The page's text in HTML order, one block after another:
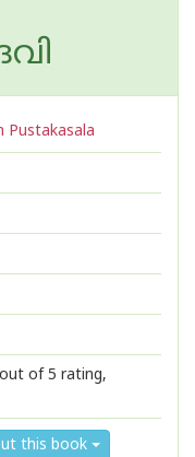
Pustakasala
out of 5 rating,
this book